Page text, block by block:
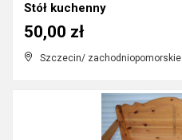
Stół kuchenny
Szczecin/ zachodniopomorskie
50,00 zł